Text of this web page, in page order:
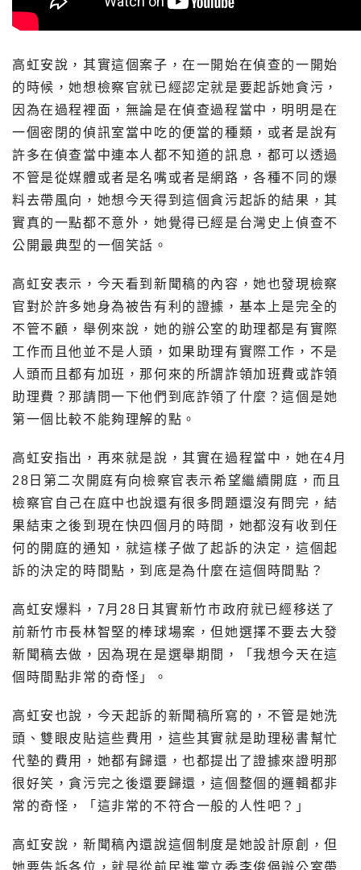
高虹安說，其實這個案子，在一開始在偵查的一開始
的時候，她想檢察官就已經認定就是要起訴她貪污，
因為在過程裡面，無論是在偵查過程當中，明明是在
一個密閉的偵訊室當中吃的便當的種類，或者是說有
許多在偵查當中連本人都不知道的訊息，都可以透過
不管是從媒體或者是名嘴或者是網路，各種不同的爆
料去帶風向，她想今天得到這個貪污起訴的結果，其
實真的一點都不意外，她覺得已經是台灣史上偵查不
公開最典型的一個笑話。
高虹安表示，今天看到新聞稿的內容，她也發現檢察
官對於許多她身為被告有利的證據，基本上是完全的
不管不顧，舉例來說，她的辦公室的助理都是有實際
工作而且他並不是人頭，如果助理有實際工作，不是
人頭而且都有加班，那何來的所謂詐領加班費或詐領
助理費？那請問一下他們到底詐領了什麼？這個是她
第一個比較不能夠理解的點。
高虹安指出，再來就是說，其實在過程當中，她在4月
28日第二次開庭有向檢察官表示希望繼續開庭，而且
檢察官自己在庭中也說還有很多問題還沒有問完，結
果結束之後到現在快四個月的時間，她都沒有收到任
何的開庭的通知，就這樣子做了起訴的決定，這個起
訴的決定的時間點，到底是為什麼在這個時間點？
高虹安爆料，7月28日其實新竹市政府就已經移送了
前新竹市長林智堅的棒球場案，但她選擇不要去大發
新聞稿去做，因為現在是選舉期間，「我想今天在這
個時間點非常的奇怪」。
高虹安也說，今天起訴的新聞稿所寫的，不管是她洗
頭、雙眼皮貼這些費用，這些其實就是助理秘書幫忙
代墊的費用，她都有歸還，也都提出了證據來證明那
很好笑，貪污完之後還要歸還，這個整個的邏輯都非
常的奇怪，「這非常的不符合一般的人性吧？」
高虹安說，新聞稿內還說這個制度是她設計原創，但